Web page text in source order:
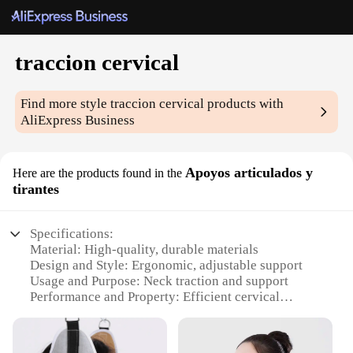
traccion cervical
Find more styletraccion cervical products with
AliExpress Business
Here are the products found in the Apoyos articulados y
tirantes
Specifications:
Material: High-quality, durable materials
Design and Style: Ergonomic, adjustable support
Usage and Purpose: Neck traction and support
Performance and Property: Efficient cervical
Parts and Accessories: Includes adjustable straps
and articulating supports